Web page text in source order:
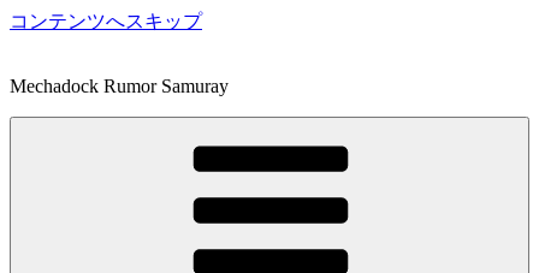
コンテンツへスキップ
Mechadock Rumor Samuray